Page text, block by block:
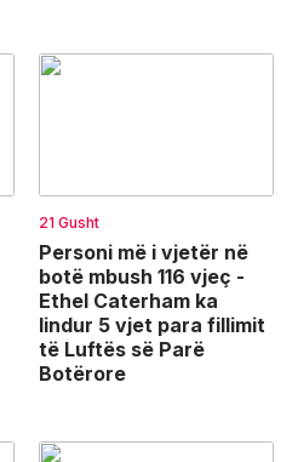
21 Gusht
Personi më i vjetër në
botë mbush 116 vjeç -
Ethel Caterham ka
lindur 5 vjet para fillimit
të Luftës së Parë
Botërore